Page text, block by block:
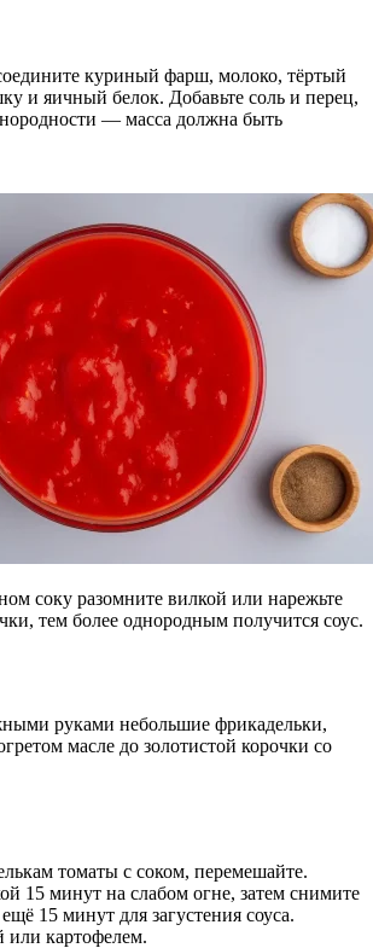
куриный фарш, молоко, тёртый
и яичный белок. Добавьте соль и перец,
— масса должна быть
соку разомните вилкой или нарежьте
тем более однородным получится соус.
руками небольшие фрикадельки,
масле до золотистой корочки со
томаты с соком, перемешайте.
15 минут на слабом огне, затем снимите
15 минут для загустения соуса.
или картофелем.